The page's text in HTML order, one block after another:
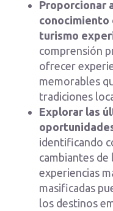
Proporcionar
conocimiento
turismo
comprensión
ofrecer
memorables
tradiciones
Explorar las
identificando
cambiantes de
experiencias
masificadas
los destinos